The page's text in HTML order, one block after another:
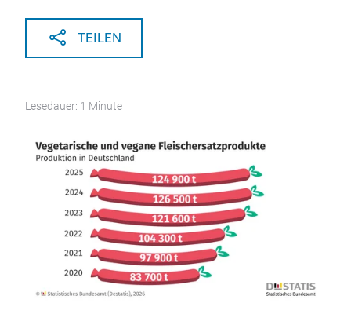
leicht gesunken. Trotz des Rückgangs bleibt
der Markt deutlich größer als noch 2019,
TEILEN
Lesedauer: 1 Minute